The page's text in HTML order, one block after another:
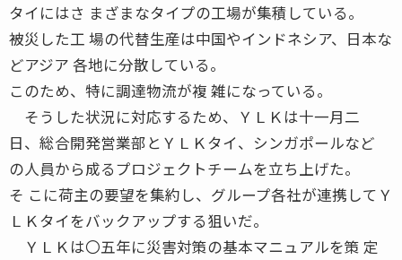
タイにはさ まざまなタイプの工場が集積している。
被災した工 場の代替生産は中国やインドネシア、日本な
どアジア 各地に分散している。
このため、特に調達物流が複 雑になっている。
そうした状況に対応するため、ＹＬＫは十一月二
日、総合開発営業部とＹＬＫタイ、シンガポールなど
の人員から成るプロジェクトチームを立ち上げた。
そ こに荷主の要望を集約し、グループ各社が連携してＹ
ＬＫタイをバックアップする狙いだ。
ＹＬＫは〇五年に災害対策の基本マニュアルを策 定